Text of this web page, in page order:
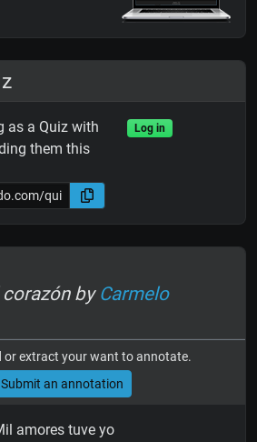
as a Quiz with
them this
Log in
by Carmelo
or extract your want to annotate.
an annotation
amores tuve yo